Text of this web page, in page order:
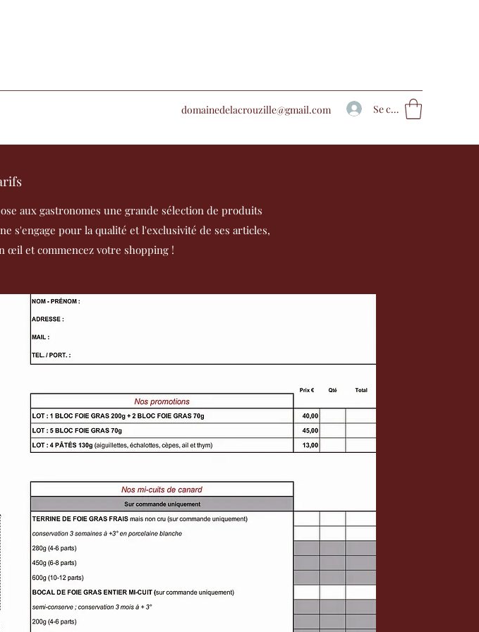
domainedelacrouzille@gmail.com Se connecter
aux gastronomes une grande sélection de produits
s'engage pour la qualité et l'exclusivité de ses articles,
œil et commencez votre shopping !